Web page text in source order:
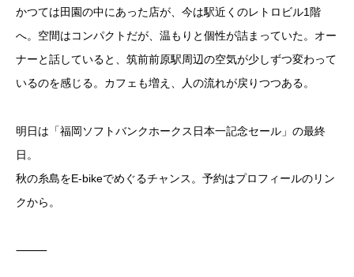
かつては田園の中にあった店が、今は駅近くのレトロビル1階
へ。空間はコンパクトだが、温もりと個性が詰まっていた。オー
ナーと話していると、筑前前原駅周辺の空気が少しずつ変わって
いるのを感じる。カフェも増え、人の流れが戻りつつある。
明日は「福岡ソフトバンクホークス日本一記念セール」の最終
日。
秋の糸島をE-bikeでめぐるチャンス。予約はプロフィールのリン
クから。
⸻